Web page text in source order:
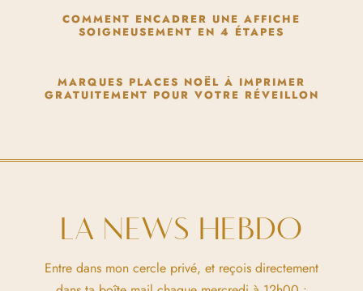
COMMENT ENCADRER UNE AFFICHE
SOIGNEUSEMENT EN 4 ÉTAPES
MARQUES PLACES NOËL À IMPRIMER
GRATUITEMENT POUR VOTRE RÉVEILLON
LA NEWS HEBDO
Entre dans mon cercle privé, et reçois directement